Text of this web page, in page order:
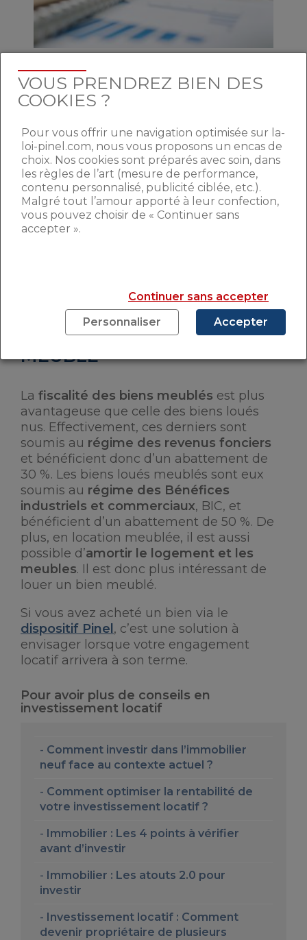
solution peut être plus intéressante que de
lui verser directement de l’argent. En effet,
déjà payé des impôts sur cet argent, mais
en plus, vous ne pouvez déduire ces
versements qu’à hauteur de 5 795 € par
an. En lui donnant, temporairement,
l’usufruit de votre bien, c’est lui qui va
percevoir les loyers en cas de location et
qui devra régler les taxes afférentes au
bien. Vous
ENVISAGEZ DE LOUER
MEUBLÉ
La fiscalité des biens meublés est plus
avantageuse que celle des biens loués
nus. Effectivement, ces derniers sont
soumis au régime des revenus fonciers
et bénéficient donc d’un abattement de
30 %. Les biens loués meublés sont eux
soumis au régime des Bénéfices
industriels et commerciaux, BIC, et
bénéficient d’un abattement de 50 %. De
plus, en location meublée, il est aussi
possible d’amortir le logement et les
meubles. Il est donc plus intéressant de
louer un bien meublé.
Si vous avez acheté un bien via le
dispositif Pinel , c’est une solution à
envisager lorsque votre engagement
locatif arrivera à son terme.
Pour avoir plus de conseils en
investissement locatif
Comment investir dans l’immobilier
neuf face au contexte actuel ?
Comment optimiser la rentabilité de
votre investissement locatif ?
Immobilier : Les 4 points à vérifier
avant d’investir
Immobilier : Les atouts 2.0 pour
investir
Investissement locatif : Comment
devenir propriétaire de plusieurs
VOUS PRENDREZ BIEN DES
COOKIES ?
Pour vous offrir une navigation optimisée sur la-
loi-pinel.com, nous vous proposons un encas de
choix. Nos cookies sont préparés avec soin, dans
les règles de l’art (mesure de performance,
contenu personnalisé, publicité ciblée, etc.).
Malgré tout l’amour apporté à leur confection,
vous pouvez choisir de « Continuer sans
accepter ».
Continuer sans accepter
Personnaliser
Accepter